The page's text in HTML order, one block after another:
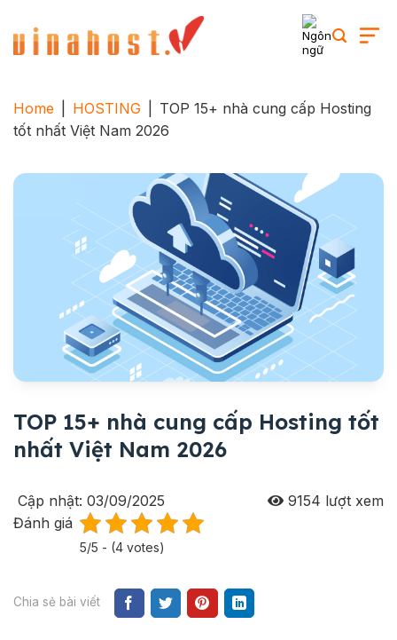
content
Home HOSTING
TOP 15+ nhà cung cấp Hosting
tốt nhất Việt Nam 2026
TOP 15+ nhà cung cấp Hosting tốt
nhất Việt Nam 2026
Cập nhật: 03/09/2025 9154 lượt xem
Đánh giá
5/5 - (4 votes)
Chia sẻ bài viết